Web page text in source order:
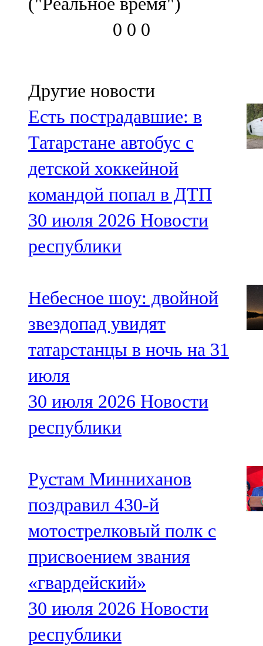
0 0 0
Другие новости
Есть пострадавшие: в
Татарстане автобус с
детской хоккейной
командой попал в ДТП
30 июля 2026 Новости
республики
Небесное шоу: двойной
звездопад увидят
татарстанцы в ночь на 31
июля
30 июля 2026 Новости
республики
Рустам Минниханов
поздравил 430-й
мотострелковый полк с
присвоением звания
«гвардейский»
30 июля 2026 Новости
республики